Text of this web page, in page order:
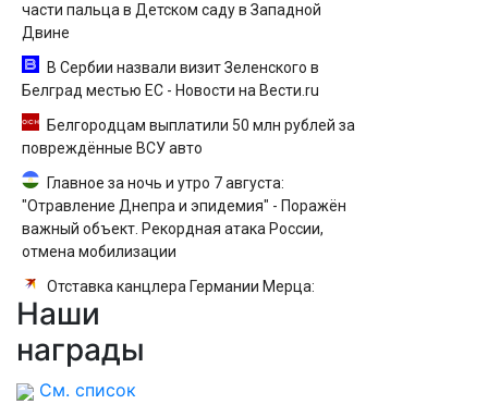
части пальца в Детском саду в Западной
Двине
В Сербии назвали визит Зеленского в
Белград местью ЕС - Новости на Вести.ru
Белгородцам выплатили 50 млн рублей за
повреждённые ВСУ авто
Главное за ночь и утро 7 августа:
"Отравление Днепра и эпидемия" - Поражён
важный объект. Рекордная атака России,
отмена мобилизации
Отставка канцлера Германии Мерца:
последние новости на 7 августа 2026 и
Наши
награды
См. список